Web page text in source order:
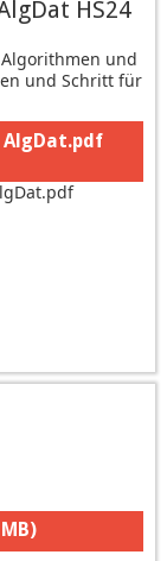
HS24
und
und Schritt für